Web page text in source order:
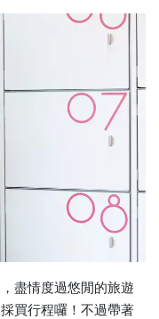
盡情度過悠閒的旅遊
買行程囉！不過帶著